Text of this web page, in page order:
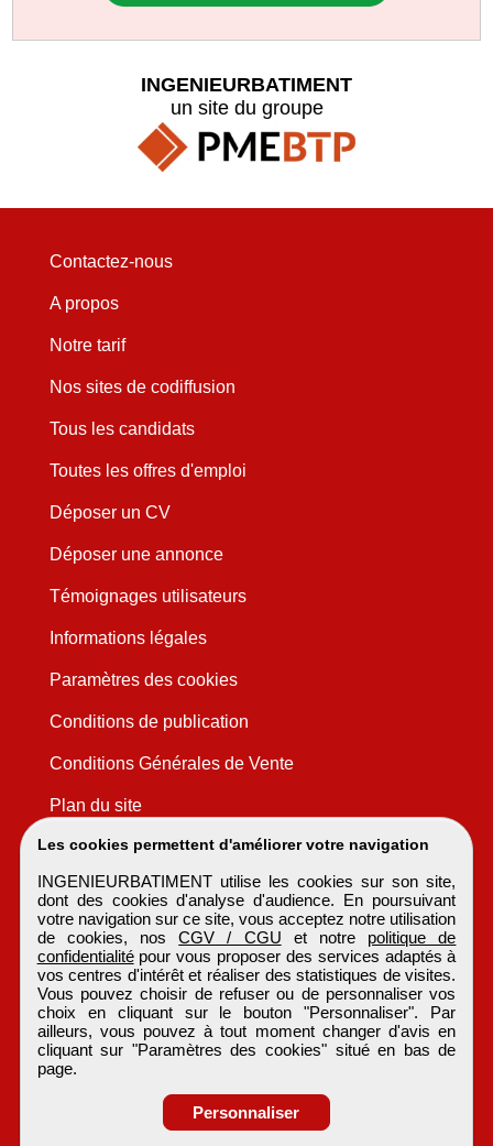
Les cookies permettent d'améliorer votre navigation
INGENIEURBATIMENT utilise les cookies sur son site,
dont des cookies d'analyse d'audience. En poursuivant
votre navigation sur ce site, vous acceptez notre utilisation
de cookies, nosCGV / CGU et notre politique de
confidentialitépour vous proposer des services adaptés à
vos centres d'intérêt et réaliser des statistiques de visites.
Vous pouvez choisir de refuser ou de personnaliser vos
choix en cliquant sur le bouton "Personnaliser". Par
ailleurs, vous pouvez à tout moment changer d'avis en
cliquant sur "Paramètres des cookies" situé en bas de
page.
Personnaliser
INGENIEURBATIMENT
un site du groupe
Contactez-nous
A propos
Notre tarif
Nos sites de codiffusion
Tous les candidats
Toutes les offres d'emploi
Déposer un CV
Déposer une annonce
Témoignages utilisateurs
Informations légales
Paramètres des cookies
Conditions de publication
Conditions Générales de Vente
Plan du site